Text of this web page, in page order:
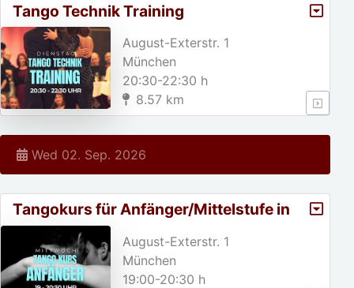
Tango Technik Training
August-Exterstr. 1
München
20:30-22:30 h
8.57 km
Wed 02. Sep. 2026
Tangokurs für Anfänger/Mittelstufe in
München
August-Exterstr. 1
München
19:00-20:30 h